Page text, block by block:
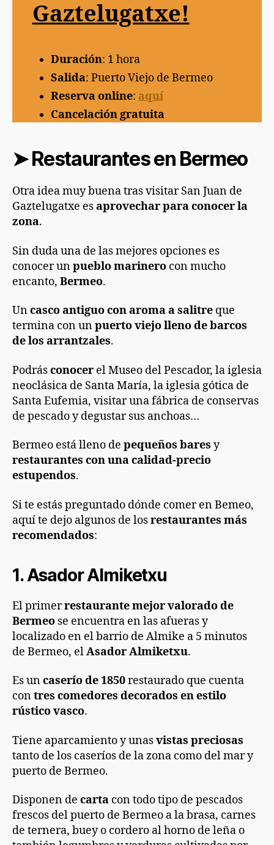
Gaztelugatxe!
Duración: 1 hora
Salida: Puerto Viejo de Bermeo
Reserva online: aquí
Cancelación gratuita
➤Restaurantes en Bermeo
Otra idea muy buena tras visitar San Juan de
Gaztelugatxe esaprovechar para conocer la
zona.
Sin duda una de las mejores opciones es
conocer unpueblo marinero con mucho
encanto, Bermeo.
Uncasco antiguo con aroma a salitre que
termina con unpuerto viejo lleno de barcos
de los arrantzales.
Podrásconocer el Museo del Pescador, la iglesia
neoclásica de Santa María, la iglesia gótica de
Santa Eufemia, visitar una fábrica de conservas
de pescado y degustar sus anchoas…
Bermeo está lleno de pequeños bares y
restaurantes con una calidad-precio
estupendos.
Si te estás preguntado dónde comer en Bemeo,
aquí te dejo algunos de losrestaurantes más
recomendados:
1. Asador Almiketxu
El primerrestaurante mejor valorado de
Bermeo se encuentra en las afueras y
localizado en el barrio de Almike a 5 minutos
de Bermeo, elAsador Almiketxu.
Es uncaserío de 1850restaurado que cuenta
contres comedores decorados en estilo
rústico vasco.
Tiene aparcamiento y unasvistas preciosas
tanto de los caseríos de la zona como del mar y
puerto de Bermeo.
Disponen de carta con todo tipo de pescados
frescos del puerto de Bermeo a la brasa, carnes
de ternera, buey o cordero al horno de leña o